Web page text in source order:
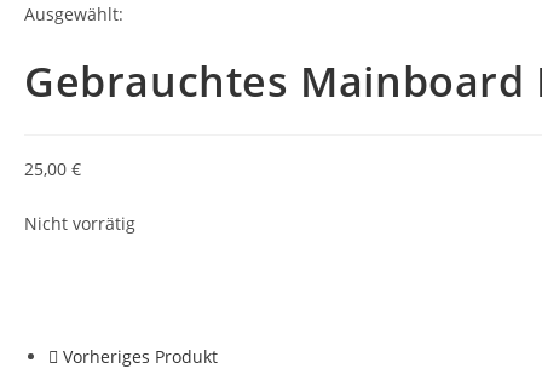
Ausgewählt:
Gebrauchtes Mainboard
25,00 €
Nicht vorrätig
Vorheriges Produkt